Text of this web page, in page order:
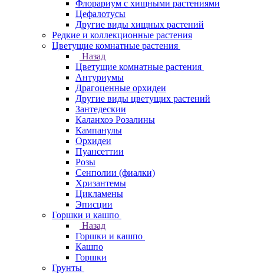
Флорариум с хищными растениями
Цефалотусы
Другие виды хищных растений
Редкие и коллекционные растения
Цветущие комнатные растения
Назад
Цветущие комнатные растения
Антуриумы
Драгоценные орхидеи
Другие виды цветущих растений
Зантедескии
Каланхоэ Розалины
Кампанулы
Орхидеи
Пуансеттии
Розы
Сенполии (фиалки)
Хризантемы
Цикламены
Эписции
Горшки и кашпо
Назад
Горшки и кашпо
Кашпо
Горшки
Грунты